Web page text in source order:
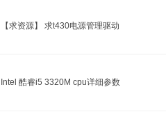
【求资源】 求t430电源管理驱动
Intel 酷睿i5 3320M cpu详细参数